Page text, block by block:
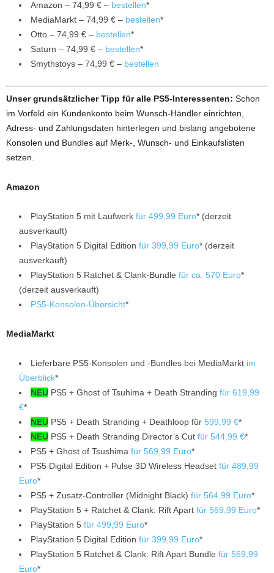
Amazon – 74,99 € – bestellen*
MediaMarkt – 74,99 € – bestellen*
Otto – 74,99 € – bestellen*
Saturn – 74,99 € – bestellen*
Smythstoys – 74,99 € – bestellen
Unser grundsätzlicher Tipp für alle PS5-Interessenten: Schon
im Vorfeld ein Kundenkonto beim Wunsch-Händler einrichten,
Adress- und Zahlungsdaten hinterlegen und bislang angebotene
Konsolen und Bundles auf Merk-, Wunsch- und Einkaufslisten
setzen.
Amazon
PlayStation 5 mit Laufwerk für 499,99 Euro* (derzeit
ausverkauft)
PlayStation 5 Digital Edition für 399,99 Euro* (derzeit
ausverkauft)
PlayStation 5 Ratchet & Clank-Bundle für ca. 570 Euro*
(derzeit ausverkauft)
PS5-Konsolen-Übersicht*
MediaMarkt
Lieferbare PS5-Konsolen und -Bundles bei MediaMarkt im
Überblick*
NEU PS5 + Ghost of Tsuhima + Death Stranding für 619,99
€*
NEU PS5 + Death Stranding + Deathloop für 599,99 €*
NEU PS5 + Death Stranding Director’s Cut für 544,99 €*
PS5 + Ghost of Tsushima für 569,99 Euro*
PS5 Digital Edition + Pulse 3D Wireless Headset für 489,99
Euro*
PS5 + Zusatz-Controller (Midnight Black) für 564,99 Euro*
PlayStation 5 + Ratchet & Clank: Rift Apart für 569,99 Euro*
PlayStation 5 für 499,99 Euro*
PlayStation 5 Digital Edition für 399,99 Euro*
PlayStation 5 Ratchet & Clank: Rift Apart Bundle für 569,99
Euro*